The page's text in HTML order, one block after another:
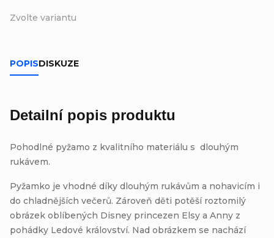
Zvolte variantu
POPISDISKUZE
Detailní popis produktu
Pohodlné pyžamo z kvalitního materiálu s dlouhým
rukávem.
Pyžamko je vhodné díky dlouhým rukávům a nohavicím i
do chladnějších večerů. Zároveň děti potěší roztomilý
obrázek oblíbených Disney princezen Elsy a Anny z
pohádky Ledové království. Nad obrázkem se nachází